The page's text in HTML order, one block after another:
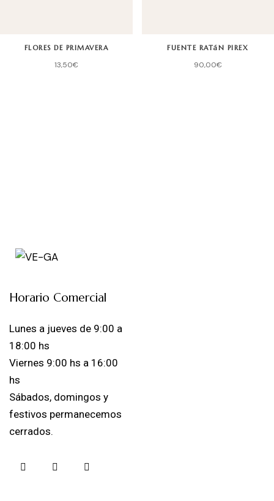
FLORES DE PRIMAVERA
13,50€
FUENTE RATáN PIREX
90,00€
Horario Comercial
Lunes a jueves de 9:00 a
18:00 hs
Viernes 9:00 hs a 16:00
hs
Sábados, domingos y
festivos permanecemos
cerrados.